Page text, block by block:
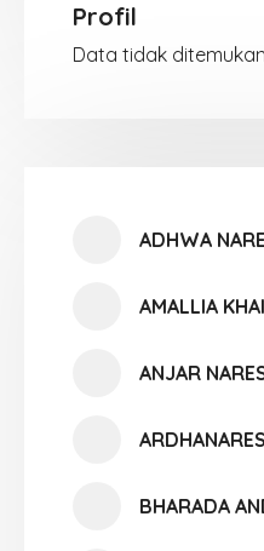
Profil
Data tidak ditemukan
ADHWA
AMALLIA
ANJAR
BHARADA